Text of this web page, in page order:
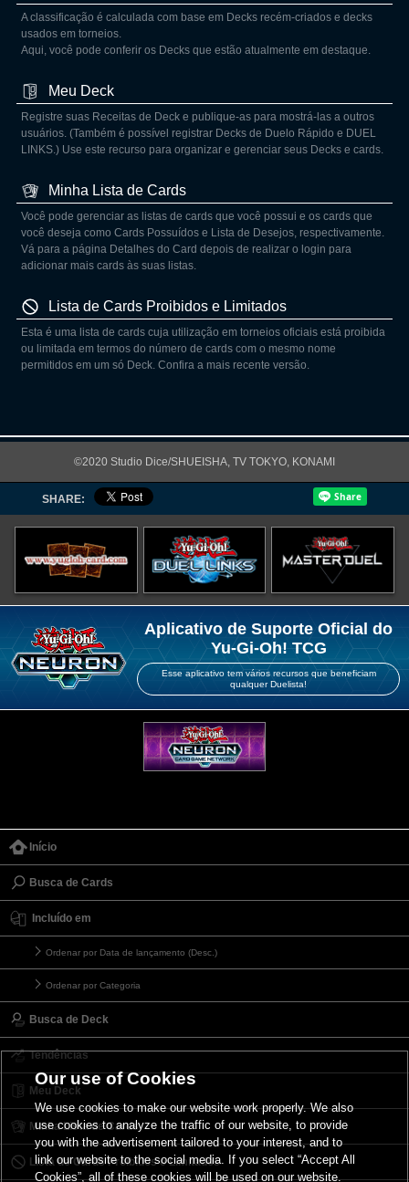
A classificação é calculada com base em Decks recém-criados e decks
usados em torneios.
Aqui, você pode conferir os Decks que estão atualmente em destaque.
Meu Deck
Registre suas Receitas de Deck e publique-as para mostrá-las a outros
usuários. (Também é possível registrar Decks de Duelo Rápido e DUEL
LINKS.) Use este recurso para organizar e gerenciar seus Decks e cards.
Minha Lista de Cards
Você pode gerenciar as listas de cards que você possui e os cards que
você deseja como Cards Possuídos e Lista de Desejos, respectivamente.
Vá para a página Detalhes do Card depois de realizar o login para
adicionar mais cards às suas listas.
Lista de Cards Proibidos e Limitados
Esta é uma lista de cards cuja utilização em torneios oficiais está proibida
ou limitada em termos do número de cards com o mesmo nome
permitidos em um só Deck. Confira a mais recente versão.
©2020 Studio Dice/SHUEISHA, TV TOKYO, KONAMI
SHARE:
Aplicativo de Suporte Oficial do
Yu-Gi-Oh! TCG
Esse aplicativo tem vários recursos que beneficiam
qualquer Duelista!
Início
Busca de Cards
Incluído em
Ordenar por Data de lançamento (Desc.)
Ordenar por Categoria
Busca de Deck
Tendências
Meu Deck
Minha Lista de Cards
Lista de Cards Proibidos e Limitados
Our use of Cookies
We use cookies to make our website work properly. We also
use cookies to analyze the traffic of our website, to provide
you with the advertisement tailored to your interest, and to
link our website to the social media. If you select “Accept All
Cookies”, all of these cookies will be used on our website.